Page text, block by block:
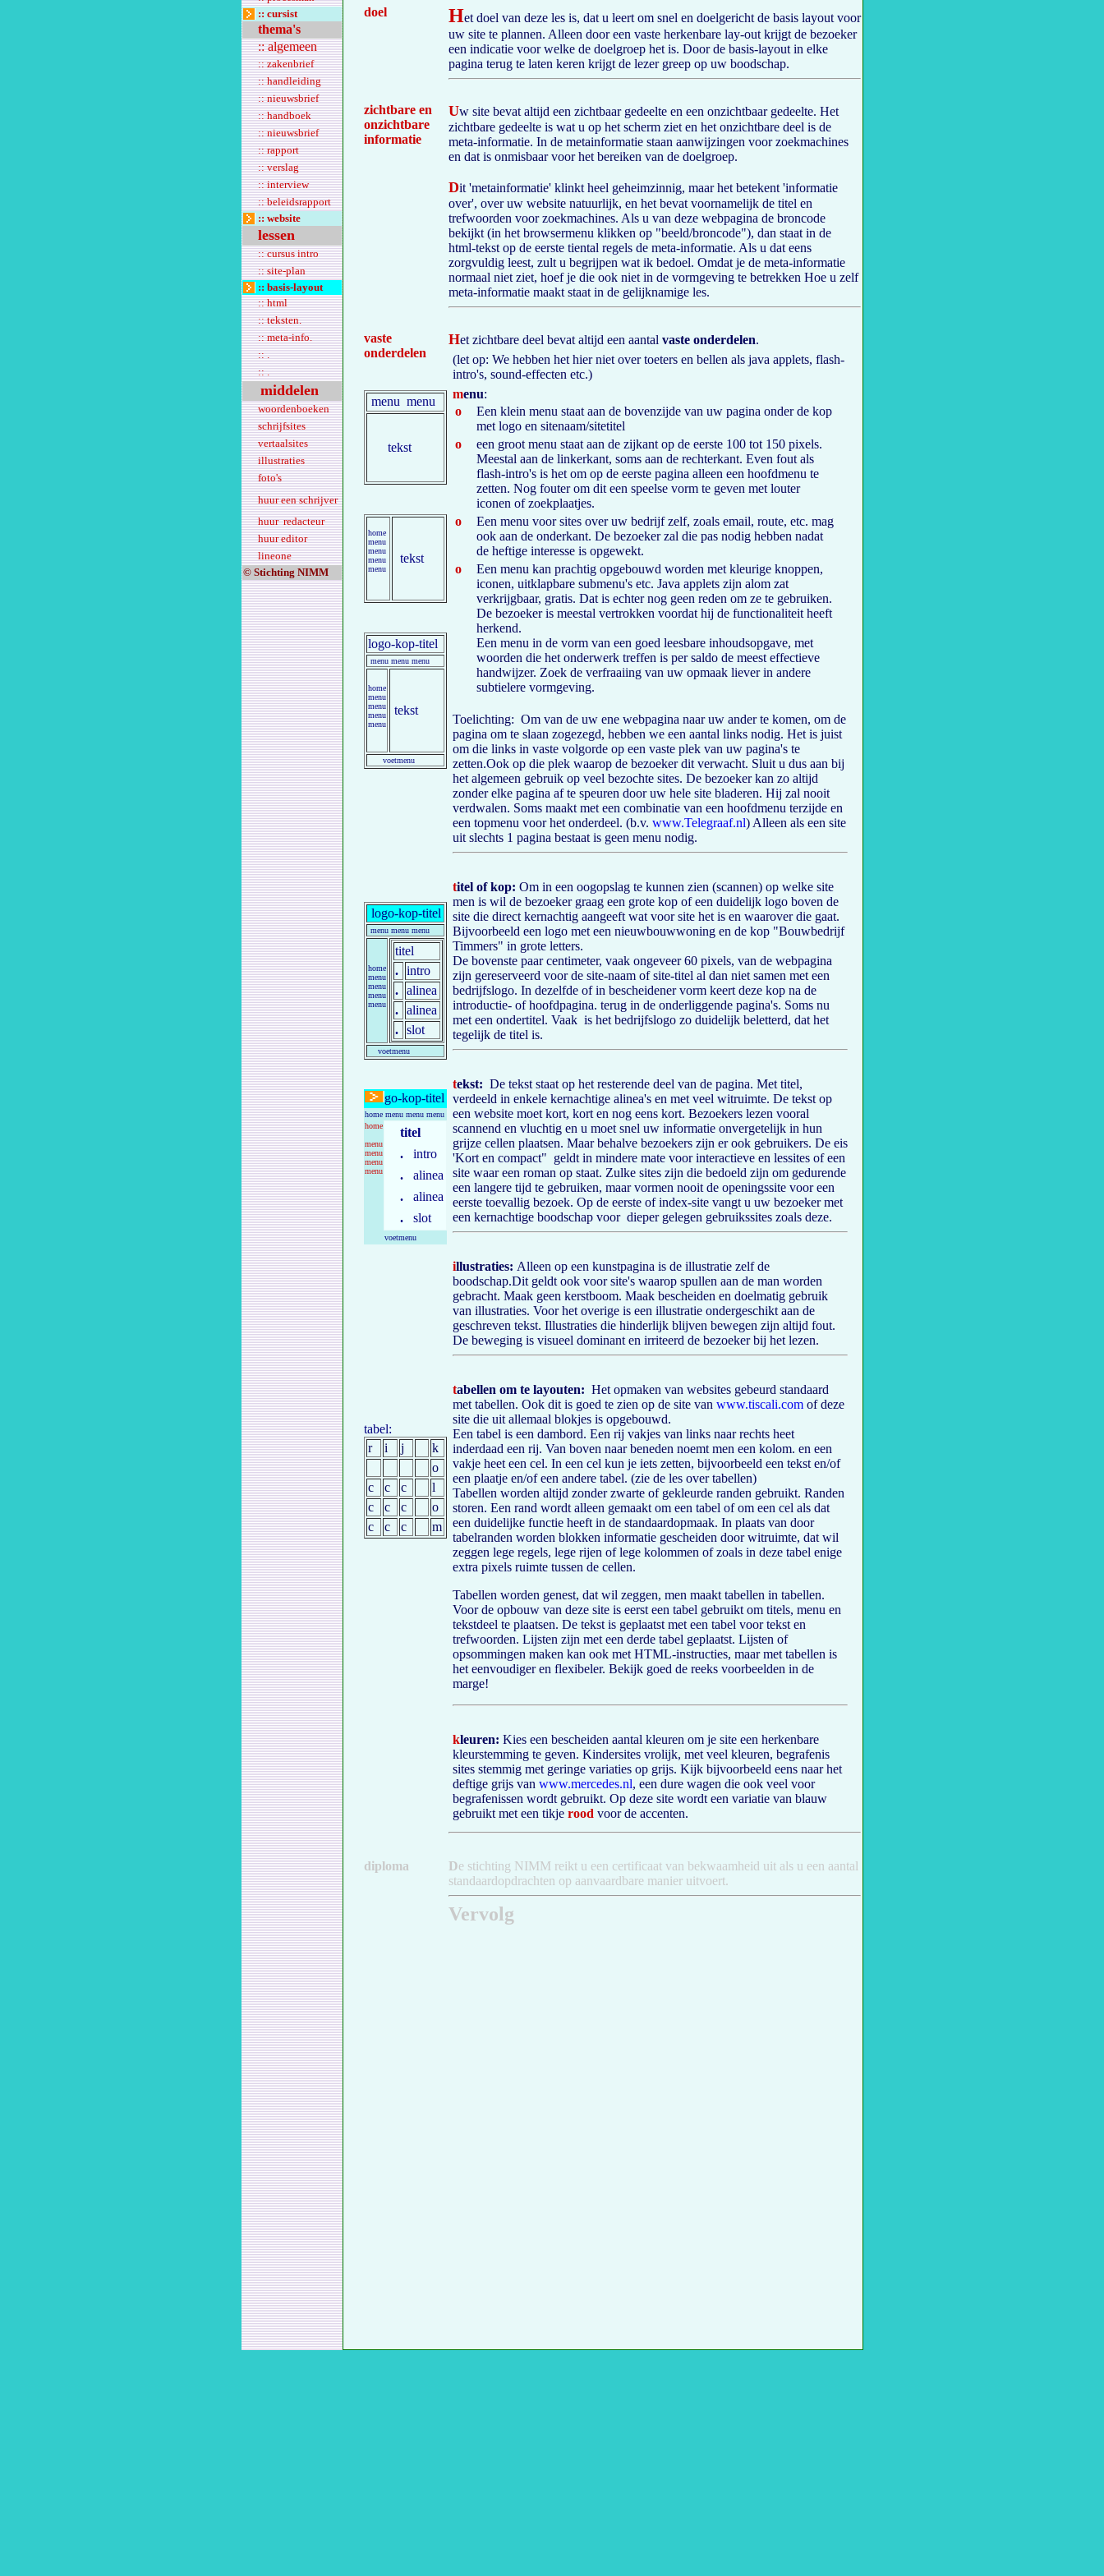
:: cursist
thema's
:: algemeen
:: zakenbrief
:: handleiding
:: nieuwsbrief
:: handboek
:: nieuwsbrief
:: rapport
:: verslag
:: interview
:: beleidsrapport
:: website
lessen
:: cursus intro
:: site-plan
:: basis-layout
:: html
:: teksten.
:: meta-info.
:: .
:: .
middelen
woordenboeken
schrijfsites
vertaalsites
illustraties
foto's
huur een schrijver
huur redacteur
huur editor
lineone
© Stichting NIMM
doel Het doel van deze les is, dat u leert om snel en doelgericht de basis layout voor
uw site te plannen. Alleen door een vaste herkenbare lay-out krijgt de bezoeker
een indicatie voor welke de doelgroep het is. Door de basis-layout in elke
pagina terug te laten keren krijgt de lezer greep op uw boodschap.
zichtbare en
onzichtbare
informatie
Uw site bevat altijd een zichtbaar gedeelte en een onzichtbaar gedeelte. Het
zichtbare gedeelte is wat u op het scherm ziet en het onzichtbare deel is de
meta-informatie. In de metainformatie staan aanwijzingen voor zoekmachines
en dat is onmisbaar voor het bereiken van de doelgroep.
Dit 'metainformatie' klinkt heel geheimzinnig, maar het betekent 'informatie
over', over uw website natuurlijk, en het bevat voornamelijk de titel en
trefwoorden voor zoekmachines. Als u van deze webpagina de broncode
bekijkt (in het browsermenu klikken op "beeld/broncode"), dan staat in de
html-tekst op de eerste tiental regels de meta-informatie. Als u dat eens
zorgvuldig leest, zult u begrijpen wat ik bedoel. Omdat je de meta-informatie
normaal niet ziet, hoef je die ook niet in de vormgeving te betrekken Hoe u zelf
meta-informatie maakt staat in de gelijknamige les.
vaste
onderdelen
menu menu
tekst
home
menu
menu
menu
menu
tekst
logo-kop-titel
menu menu menu
home
menu
menu
menu
menu
tekst
voetmenu
logo-kop-titel
menu menu menu
home
menu
menu
menu
menu
titel
.
intro
.
alinea
.
alinea
.
slot
voetmenu
go-kop-titel
home menu menu menu
home
menu
menu
menu
menu
titel
.
intro
.
alinea
.
alinea
.
slot
voetmenu
tabel:
r
i j
k
o
c
c c
l
c
c c
o
c
c c m
Het zichtbare deel bevat altijd een aantal vaste onderdelen.
(let op: We hebben het hier niet over toeters en bellen als java applets, flash-
intro's, sound-effecten etc.)
menu:
o
Een klein menu staat aan de bovenzijde van uw pagina onder de kop
met logo en sitenaam/sitetitel
o
een groot menu staat aan de zijkant op de eerste 100 tot 150 pixels.
Meestal aan de linkerkant, soms aan de rechterkant. Even fout als
flash-intro's is het om op de eerste pagina alleen een hoofdmenu te
zetten. Nog fouter om dit een speelse vorm te geven met louter
iconen of zoekplaatjes.
o
Een menu voor sites over uw bedrijf zelf, zoals email, route, etc. mag
ook aan de onderkant. De bezoeker zal die pas nodig hebben nadat
de heftige interesse is opgewekt.
o
Een menu kan prachtig opgebouwd worden met kleurige knoppen,
iconen, uitklapbare submenu's etc. Java applets zijn alom zat
verkrijgbaar, gratis. Dat is echter nog geen reden om ze te gebruiken.
De bezoeker is meestal vertrokken voordat hij de functionaliteit heeft
herkend.
Een menu in de vorm van een goed leesbare inhoudsopgave, met
woorden die het onderwerk treffen is per saldo de meest effectieve
handwijzer. Zoek de verfraaiing van uw opmaak liever in andere
subtielere vormgeving.
Toelichting: Om van de uw ene webpagina naar uw ander te komen, om de
pagina om te slaan zogezegd, hebben we een aantal links nodig. Het is juist
om die links in vaste volgorde op een vaste plek van uw pagina's te
zetten.Ook op die plek waarop de bezoeker dit verwacht. Sluit u dus aan bij
het algemeen gebruik op veel bezochte sites. De bezoeker kan zo altijd
zonder elke pagina af te speuren door uw hele site bladeren. Hij zal nooit
verdwalen. Soms maakt met een combinatie van een hoofdmenu terzijde en
een topmenu voor het onderdeel. (b.v. www.Telegraaf.nl) Alleen als een site
uit slechts 1 pagina bestaat is geen menu nodig.
titel of kop: Om in een oogopslag te kunnen zien (scannen) op welke site
men is wil de bezoeker graag een grote kop of een duidelijk logo boven de
site die direct kernachtig aangeeft wat voor site het is en waarover die gaat.
Bijvoorbeeld een logo met een nieuwbouwwoning en de kop "Bouwbedrijf
Timmers" in grote letters.
De bovenste paar centimeter, vaak ongeveer 60 pixels, van de webpagina
zijn gereserveerd voor de site-naam of site-titel al dan niet samen met een
bedrijfslogo. In dezelfde of in bescheidener vorm keert deze kop na de
introductie- of hoofdpagina. terug in de onderliggende pagina's. Soms nu
met een ondertitel. Vaak is het bedrijfslogo zo duidelijk beletterd, dat het
tegelijk de titel is.
tekst: De tekst staat op het resterende deel van de pagina. Met titel,
verdeeld in enkele kernachtige alinea's en met veel witruimte. De tekst op
een website moet kort, kort en nog eens kort. Bezoekers lezen vooral
scannend en vluchtig en u moet snel uw informatie onvergetelijk in hun
grijze cellen plaatsen. Maar behalve bezoekers zijn er ook gebruikers. De eis
'Kort en compact" geldt in mindere mate voor interactieve en lessites of een
site waar een roman op staat. Zulke sites zijn die bedoeld zijn om gedurende
een langere tijd te gebruiken, maar vormen nooit de openingssite voor een
eerste toevallig bezoek. Op de eerste of index-site vangt u uw bezoeker met
een kernachtige boodschap voor dieper gelegen gebruikssites zoals deze.
illustraties: Alleen op een kunstpagina is de illustratie zelf de
boodschap.Dit geldt ook voor site's waarop spullen aan de man worden
gebracht. Maak geen kerstboom. Maak bescheiden en doelmatig gebruik
van illustraties. Voor het overige is een illustratie ondergeschikt aan de
geschreven tekst. Illustraties die hinderlijk blijven bewegen zijn altijd fout.
De beweging is visueel dominant en irriteerd de bezoeker bij het lezen.
tabellen om te layouten: Het opmaken van websites gebeurd standaard
met tabellen. Ook dit is goed te zien op de site van www.tiscali.comof deze
site die uit allemaal blokjes is opgebouwd.
Een tabel is een dambord. Een rij vakjes van links naar rechts heet
inderdaad een rij. Van boven naar beneden noemt men een kolom. en een
vakje heet een cel. In een cel kun je iets zetten, bijvoorbeeld een tekst en/of
een plaatje en/of een andere tabel. (zie de les over tabellen)
Tabellen worden altijd zonder zwarte of gekleurde randen gebruikt. Randen
storen. Een rand wordt alleen gemaakt om een tabel of om een cel als dat
een duidelijke functie heeft in de standaardopmaak. In plaats van door
tabelranden worden blokken informatie gescheiden door witruimte, dat wil
zeggen lege regels, lege rijen of lege kolommen of zoals in deze tabel enige
extra pixels ruimte tussen de cellen.
Tabellen worden genest, dat wil zeggen, men maakt tabellen in tabellen.
Voor de opbouw van deze site is eerst een tabel gebruikt om titels, menu en
tekstdeel te plaatsen. De tekst is geplaatst met een tabel voor tekst en
trefwoorden. Lijsten zijn met een derde tabel geplaatst. Lijsten of
opsommingen maken kan ook met HTML-instructies, maar met tabellen is
het eenvoudiger en flexibeler. Bekijk goed de reeks voorbeelden in de
marge!
kleuren: Kies een bescheiden aantal kleuren om je site een herkenbare
kleurstemming te geven. Kindersites vrolijk, met veel kleuren, begrafenis
sites stemmig met geringe variaties op grijs. Kijk bijvoorbeeld eens naar het
deftige grijs van www.mercedes.nl, een dure wagen die ook veel voor
begrafenissen wordt gebruikt. Op deze site wordt een variatie van blauw
gebruikt met een tikje rood voor de accenten.
diploma De stichting NIMM reikt u een certificaat van bekwaamheid uit als u een aantal
standaardopdrachten op aanvaardbare manier uitvoert.
Vervolg